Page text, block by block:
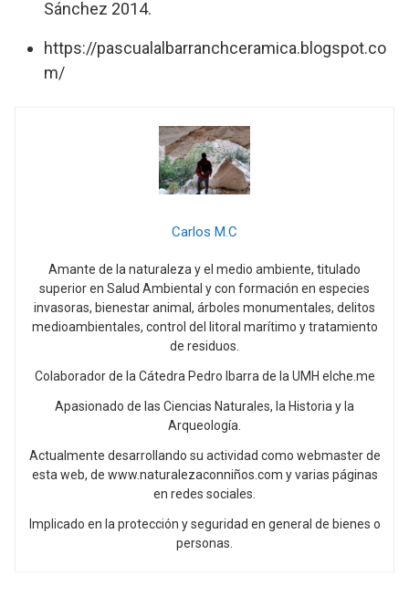
Sánchez 2014.
https://pascualalbarranchceramica.blogspot.co
m/
Carlos M.C
Amante de la naturaleza y el medio ambiente, titulado
superior en Salud Ambiental y con formación en especies
invasoras, bienestar animal, árboles monumentales, delitos
medioambientales, control del litoral marítimo y tratamiento
de residuos.
Colaborador de la Cátedra Pedro Ibarra de la UMH elche.me
Apasionado de las Ciencias Naturales, la Historia y la
Arqueología.
Actualmente desarrollando su actividad como webmaster de
esta web, de www.naturalezaconniños.com y varias páginas
en redes sociales.
Implicado en la protección y seguridad en general de bienes o
personas.